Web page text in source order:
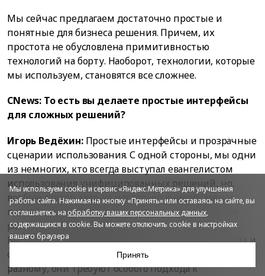
Мы сейчас предлагаем достаточно простые и
понятные для бизнеса решения. Причем, их
простота не обусловлена примитивностью
технологий на борту. Наоборот, технологии, которые
мы используем, становятся все сложнее.
CNews: То есть вы делаете простые интерфейсы
для сложных решений?
Игорь Ведёхин:Простые интерфейсы и прозрачные
сценарии использования. С одной стороны, мы одни
из немногих, кто всегда выступал евангелистом
использования унифицированных решений, но,
вообще говоря, мир не настолько универсален и
потребности заказчиков диктуют использование
разных прикладных систем.
Высокопроизводительная процессинговая система и
система аналитики работают принципиально по-
разному, они требуют особого подхода к
Мы используем cookie и сервис «Яндекс.Метрика» для улучшения
работы сайта. Нажимая на кнопку «Принять» или оставаясь на сайте, вы
соглашаетесь на обработку ваших персональных данных,
содержащихся в cookie. Вы можете отключить cookie в настройках
вашего браузера
Принять